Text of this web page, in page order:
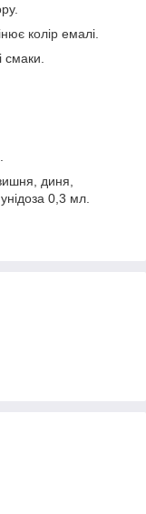
ює колір емалі.
диня,
0,3 мл.